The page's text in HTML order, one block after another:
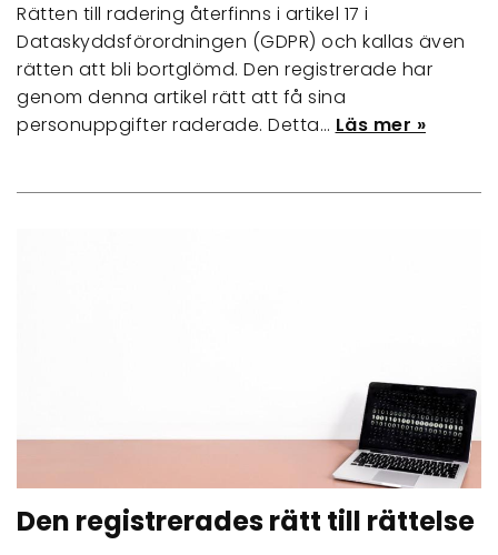
Rätten till radering återfinns i artikel 17 i
Dataskyddsförordningen (GDPR) och kallas även
rätten att bli bortglömd. Den registrerade har
genom denna artikel rätt att få sina
personuppgifter raderade. Detta… Läs mer »
Den registrerades rätt till rättelse